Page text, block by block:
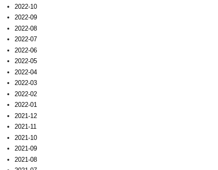
2022-10
2022-09
2022-08
2022-07
2022-06
2022-05
2022-04
2022-03
2022-02
2022-01
2021-12
2021-11
2021-10
2021-09
2021-08